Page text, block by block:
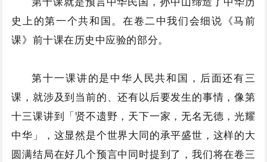
史上的第一个共和国。在卷二中我们会细说《马前
课》前十课在历史中应验的部分。
第十一课讲的是中华人民共和国，后面还有三
课，就涉及到当前的、还有以后要发生的事情，像第
十三课讲到「贤不遗野，天下一家，无名无德，光耀
中华」，这显然是个世界大同的承平盛世，这样的大
圆满结局在好几个预言中同时提到了，我们将在卷三